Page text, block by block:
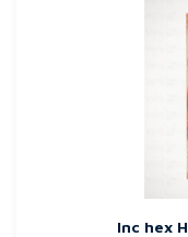
Inc hex